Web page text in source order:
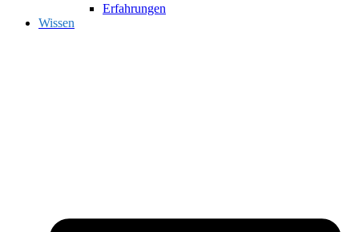
Erfahrungen
Wissen